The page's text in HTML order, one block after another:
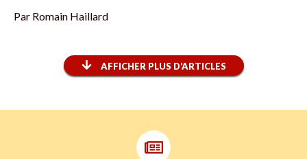
Par Romain Haillard
AFFICHER PLUS D’ARTICLES